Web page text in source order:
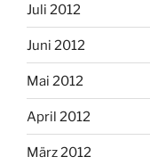
Juli 2012
Juni 2012
Mai 2012
April 2012
März 2012